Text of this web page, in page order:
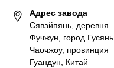
Адрес завода
Сявэйпянь, деревня
Фучжун, город Гусянь,
Чаочжоу, провинция
Гуандун, Китай